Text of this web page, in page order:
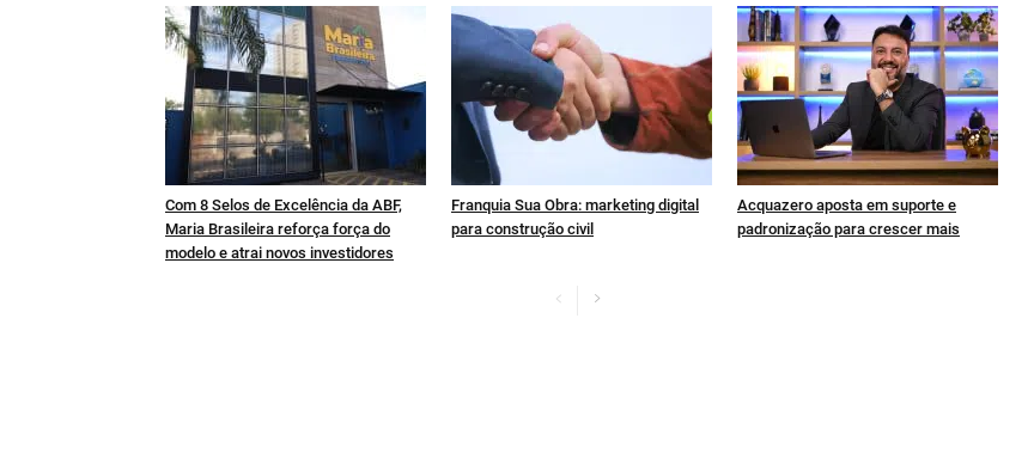
Com 8 Selos de Excelência da ABF,
Maria Brasileira reforça força do
modelo e atrai novos investidores
Franquia Sua Obra: marketing digital
para construção civil
Acquazero aposta em suporte e
padronização para crescer mais